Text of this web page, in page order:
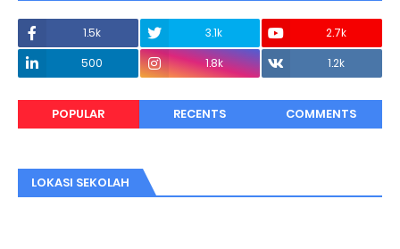
1.5k 3.1k
2.7k
500
1.8k 1.2k
POPULAR RECENTS COMMENTS
LOKASI SEKOLAH